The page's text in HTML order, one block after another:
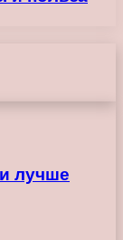
лучше